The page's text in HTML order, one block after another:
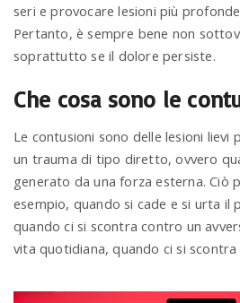
n
seri e provocare lesioni più
Pertanto, è sempre bene non
soprattutto se il dolore persiste.
Che cosa sono le
Le contusioni sono delle lesioni lievi
un trauma di tipo diretto, ovvero
generato da una forza esterna. Ciò
esempio, quando si cade e si urta il
quando ci si scontra contro un
vita quotidiana, quando ci si